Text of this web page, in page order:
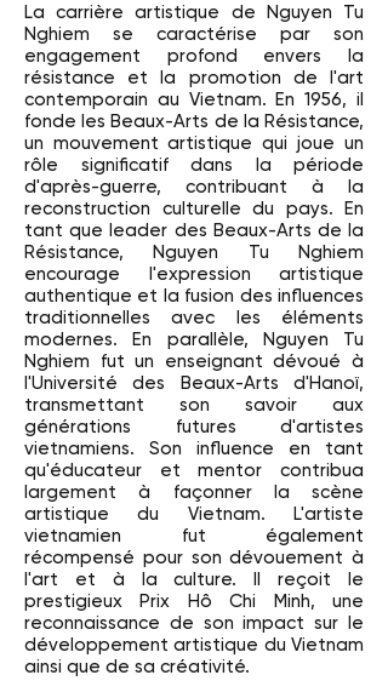
La carrière artistique de Nguyen Tu
Nghiem se caractérise par son
engagement profond envers la
résistance et la promotion de l'art
contemporain au Vietnam. En 1956, il
fonde les Beaux-Arts de la Résistance,
un mouvement artistique qui joue un
rôle significatif dans la période
d'après-guerre, contribuant à la
reconstruction culturelle du pays. En
tant que leader des Beaux-Arts de la
Résistance, Nguyen Tu Nghiem
encourage l'expression artistique
authentique et la fusion des influences
traditionnelles avec les éléments
modernes. En parallèle, Nguyen Tu
Nghiem fut un enseignant dévoué à
l'Université des Beaux-Arts d'Hanoï,
transmettant son savoir aux
générations futures d'artistes
vietnamiens. Son influence en tant
qu'éducateur et mentor contribua
largement à façonner la scène
artistique du Vietnam. L'artiste
vietnamien fut également
récompensé pour son dévouement à
l'art et à la culture. Il reçoit le
prestigieux Prix Hô Chi Minh, une
reconnaissance de son impact sur le
développement artistique du Vietnam
ainsi que de sa créativité.